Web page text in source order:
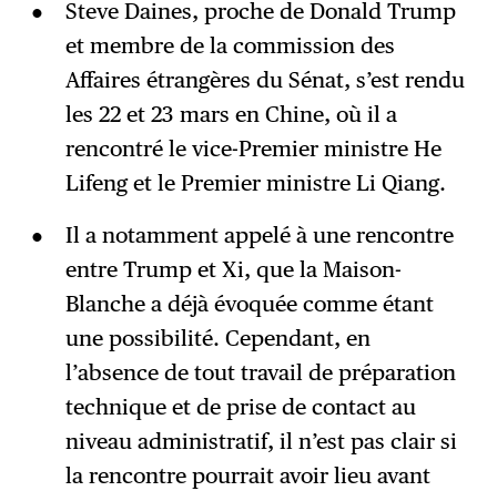
Steve Daines, proche de Donald Trump
et membre de la commission des
Affaires étrangères du Sénat, s’est rendu
les 22 et 23 mars en Chine, où il a
rencontré le vice-Premier ministre He
Lifeng et le Premier ministre Li Qiang.
Il a notamment appelé à une rencontre
entre Trump et Xi, que la Maison-
Blanche a déjà évoquée comme étant
une possibilité. Cependant, en
l’absence de tout travail de préparation
technique et de prise de contact au
niveau administratif, il n’est pas clair si
la rencontre pourrait avoir lieu avant